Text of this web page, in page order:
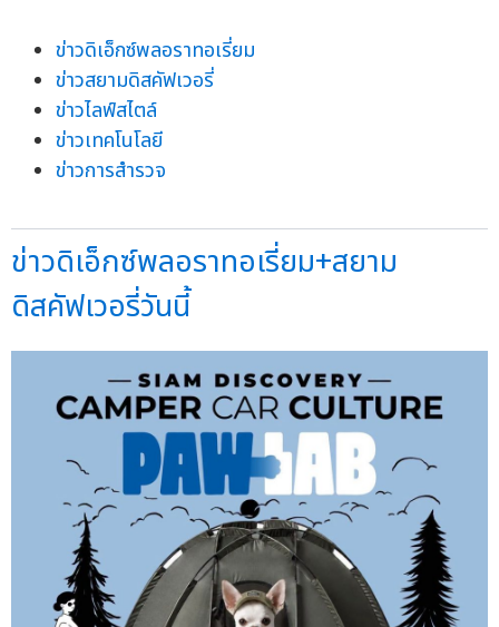
ข่าวดิเอ็กซ์พลอราทอเรี่ยม
ข่าวสยามดิสคัฟเวอรี่
ข่าวไลฟ์สไตล์
ข่าวเทคโนโลยี
ข่าวการสำรวจ
ข่าวดิเอ็กซ์พลอราทอเรี่ยม+สยาม
ดิสคัฟเวอรี่วันนี้